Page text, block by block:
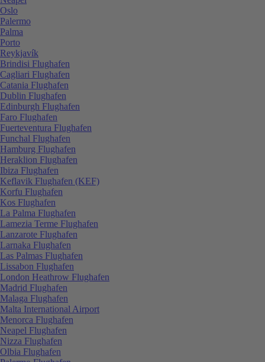
Oslo
Palermo
Palma
Porto
Reykjavík
Brindisi Flughafen
Cagliari Flughafen
Catania Flughafen
Dublin Flughafen
Edinburgh Flughafen
Faro Flughafen
Fuerteventura Flughafen
Funchal Flughafen
Hamburg Flughafen
Heraklion Flughafen
Ibiza Flughafen
Keflavik Flughafen (KEF)
Korfu Flughafen
Kos Flughafen
La Palma Flughafen
Lamezia Terme Flughafen
Lanzarote Flughafen
Larnaka Flughafen
Las Palmas Flughafen
Lissabon Flughafen
London Heathrow Flughafen
Madrid Flughafen
Malaga Flughafen
Malta International Airport
Menorca Flughafen
Neapel Flughafen
Nizza Flughafen
Olbia Flughafen